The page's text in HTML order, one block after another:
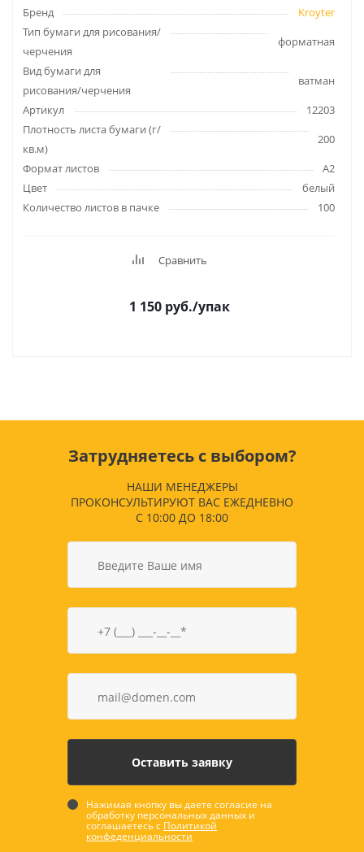
Бренд
Kroyter
Тип бумаги для рисования/
черчения
форматная
Вид бумаги для
рисования/черчения
ватман
Артикул
12203
Плотность листа бумаги (г/
кв.м)
200
Формат листов
А2
Цвет
белый
Количество листов в пачке
100
Сравнить
1 150руб./упак
Затрудняетесь с выбором?
НАШИ МЕНЕДЖЕРЫ
ПРОКОНСУЛЬТИРУЮТ ВАС ЕЖЕДНЕВНО
С 10:00 ДО 18:00
Нажимая кнопку вы даете согласие на
обработку персональных данных и
соглашаетесь с Политикой
конфеденциальности